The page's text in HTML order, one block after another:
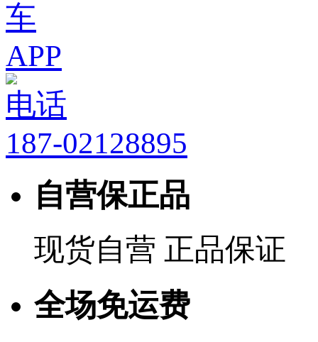
车
APP
电话
187-02128895
自营保正品
现货自营 正品保证
全场免运费